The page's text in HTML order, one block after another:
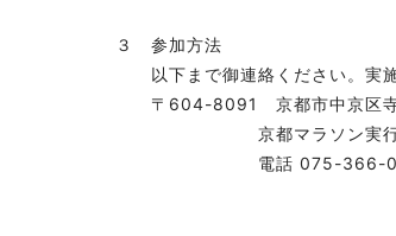
３ 参加方法
以下まで御連絡ください。実施
〒604-8091 京都市中京区寺
京都マラソン実行委員
電話 075-366-0314